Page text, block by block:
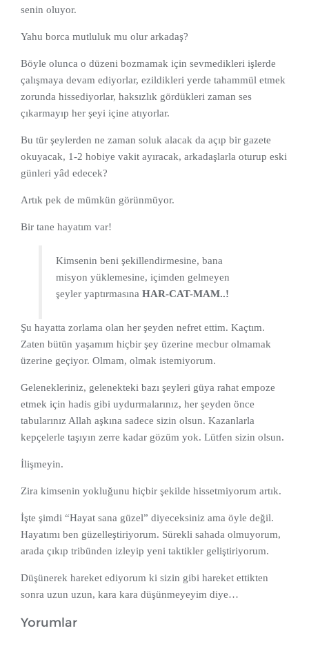
senin oluyor.
Yahu borca mutluluk mu olur arkadaş?
Böyle olunca o düzeni bozmamak için sevmedikleri işlerde
çalışmaya devam ediyorlar, ezildikleri yerde tahammül etmek
zorunda hissediyorlar, haksızlık gördükleri zaman ses
çıkarmayıp her şeyi içine atıyorlar.
Bu tür şeylerden ne zaman soluk alacak da açıp bir gazete
okuyacak, 1-2 hobiye vakit ayıracak, arkadaşlarla oturup eski
günleri yâd edecek?
Artık pek de mümkün görünmüyor.
Bir tane hayatım var!
Kimsenin beni şekillendirmesine, bana
misyon yüklemesine, içimden gelmeyen
şeyler yaptırmasınaHAR-CAT-MAM..!
Şu hayatta zorlama olan her şeyden nefret ettim. Kaçtım.
Zaten bütün yaşamım hiçbir şey üzerine mecbur olmamak
üzerine geçiyor. Olmam, olmak istemiyorum.
Gelenekleriniz, gelenekteki bazı şeyleri güya rahat empoze
etmek için hadis gibi uydurmalarınız, her şeyden önce
tabularınız Allah aşkına sadece sizin olsun. Kazanlarla
kepçelerle taşıyın zerre kadar gözüm yok. Lütfen sizin olsun.
İlişmeyin.
Zira kimsenin yokluğunu hiçbir şekilde hissetmiyorum artık.
İşte şimdi “Hayat sana güzel” diyeceksiniz ama öyle değil.
Hayatımı ben güzelleştiriyorum. Sürekli sahada olmuyorum,
arada çıkıp tribünden izleyip yeni taktikler geliştiriyorum.
Düşünerek hareket ediyorum ki sizin gibi hareket ettikten
sonra uzun uzun, kara kara düşünmeyeyim diye…
Yorumlar